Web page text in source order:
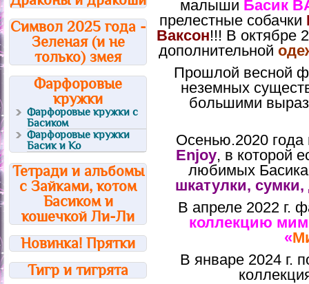
Символ 2025 года -
Зеленая (и не
только) змея
Фарфоровые
кружки
Фарфоровые кружки с
Басиком
Фарфоровые кружки
Басик и Ко
Тетради и альбомы
с Зайками, котом
Басиком и
кошечкой Ли-Ли
Новинка! Прятки
Тигр и тигрята
малыши Басик
прелестные собачки
Ваксон!!! В октябре
дополнительной
Прошлой весной
неземных
большими
Осенью.2020
Enjoy, в которой
любимых
шкатулки, сумки,
В апреле 2022 г.
коллекцию
«
В январе 2024 г.